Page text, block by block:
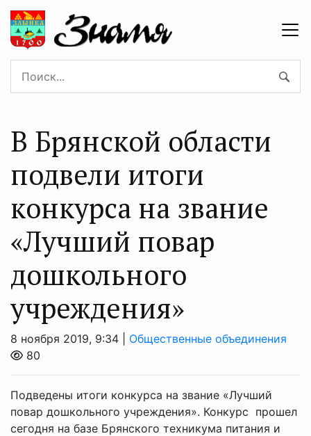
В Брянской области
подвели итоги
конкурса на звание
«Лучший повар
дошкольного
учреждения»
8 ноября 2019, 9:34 | Общественные объединения
80
Подведены итоги конкурса на звание «Лучший
повар дошкольного учреждения». Конкурс прошел
сегодня на базе Брянского техникума питания и